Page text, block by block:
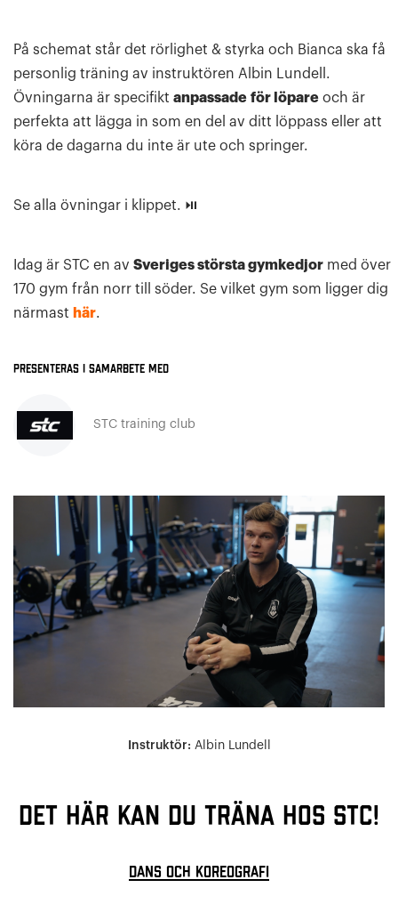
På schemat står det rörlighet & styrka och Bianca ska få
personlig träning av instruktören Albin Lundell.
Övningarna är specifikt anpassade för löpare och är
perfekta att lägga in som en del av ditt löppass eller att
köra de dagarna du inte är ute och springer.
Se alla övningar i klippet. ⏯
Idag är STC en av Sveriges största gymkedjor med över
170 gym från norr till söder. Se vilket gym som ligger dig
närmast här.
Presenteras i samarbete med
STC training club
Instruktör: Albin Lundell
Det här kan du träna hos STC!
Dans och koreografi